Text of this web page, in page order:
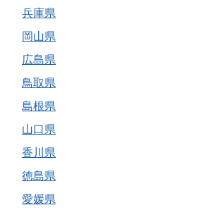
兵庫県
岡山県
広島県
鳥取県
島根県
山口県
香川県
徳島県
愛媛県